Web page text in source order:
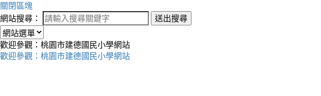
關閉區塊
網站搜尋：
送出搜尋
歡迎參觀：桃園市建德國民小學網站
歡迎參觀：桃園市建德國民小學網站